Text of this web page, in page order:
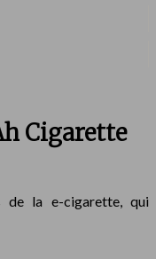
Cigarette
la e-cigarette, qui